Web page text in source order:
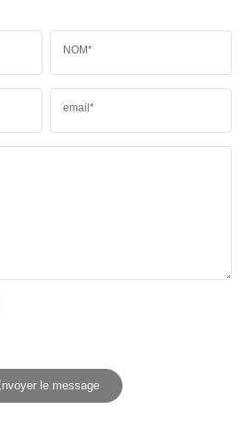
NOM*
email*
le message